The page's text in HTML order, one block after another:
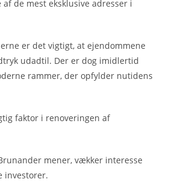
de mest eksklusive adresser i
er det vigtigt, at ejendommene
udadtil. Der er dog imidlertid
rammer, der opfylder nutidens
faktor i renoveringen af
mener, vækker interesse
investorer.